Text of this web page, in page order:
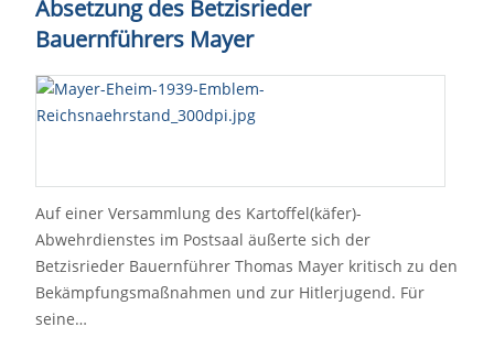
Absetzung des Betzisrieder
Bauernführers Mayer
Auf einer Versammlung des Kartoffel(käfer)-
Abwehrdienstes im Postsaal äußerte sich der
Betzisrieder Bauernführer Thomas Mayer kritisch zu den
Bekämpfungsmaßnahmen und zur Hitlerjugend. Für
seine…